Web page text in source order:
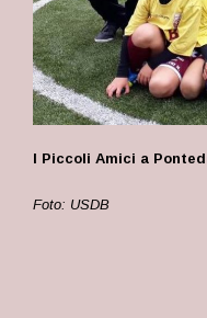
I Piccoli Amici a
Foto: USDB